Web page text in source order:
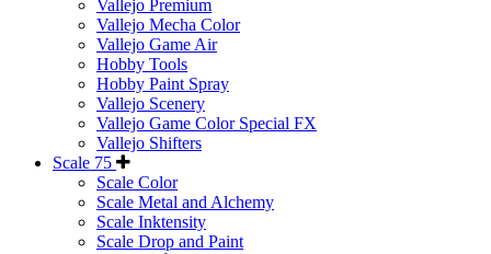
Vallejo Premium
Vallejo Mecha Color
Vallejo Game Air
Hobby Tools
Hobby Paint Spray
Vallejo Scenery
Vallejo Game Color Special FX
Vallejo Shifters
Scale 75
Scale Color
Scale Metal and Alchemy
Scale Inktensity
Scale Drop and Paint